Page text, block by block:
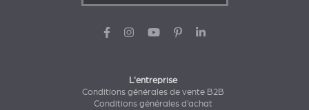
L'entreprise
Conditions générales de vente B2B
Conditions générales d’achat